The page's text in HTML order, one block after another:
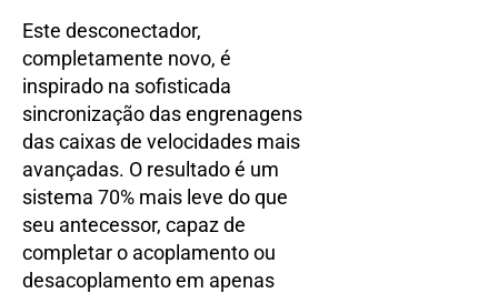
Este desconectador,
completamente novo, é
inspirado na sofisticada
sincronização das engrenagens
das caixas de velocidades mais
avançadas. O resultado é um
sistema 70% mais leve do que
seu antecessor, capaz de
completar o acoplamento ou
desacoplamento em apenas